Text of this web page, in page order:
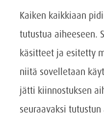
Kaiken kaikkiaan
tutustua aiheeseen.
käsitteet ja esitetty
niitä sovelletaan
jätti kiinnostuksen
seuraavaksi